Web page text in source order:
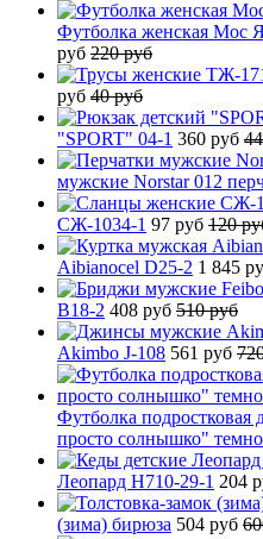
Футболка женская Мос
руб 220 руб
руб 40 руб
"SPORT" 04-1 360 руб
мужские Norstar 012
СЖ-1034-1 97 руб 120
Aibianocel D25-2 1 845
B18-2 408 руб 510 руб
Akimbo J-108 561 руб
Футболка
просто солнышко"
Леопард H710-29-1 204
(зима) бирюза 504 руб